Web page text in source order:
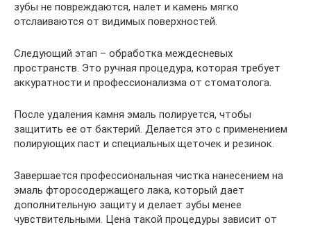
зубы не повреждаются, налет и камень мягко
отслаиваются от видимых поверхностей.
Следующий этап – обработка междесневых
пространств. Это ручная процедура, которая требует
аккуратности и профессионализма от стоматолога.
После удаления камня эмаль полируется, чтобы
защитить ее от бактерий. Делается это с применением
полирующих паст и специальных щеточек и резинок.
Завершается профессиональная чистка нанесением на
эмаль фторосодержащего лака, который дает
дополнительную защиту и делает зубы менее
чувствительными. Цена такой процедуры зависит от